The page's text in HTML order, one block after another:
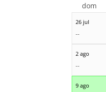
26 jul
--
2 ago
--
9 ago
dom